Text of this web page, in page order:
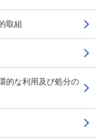
取組
的な利用及び処分の